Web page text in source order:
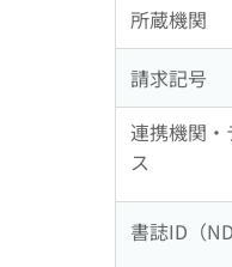
所蔵機関
請求記号
連携機関
ス
書誌ID（